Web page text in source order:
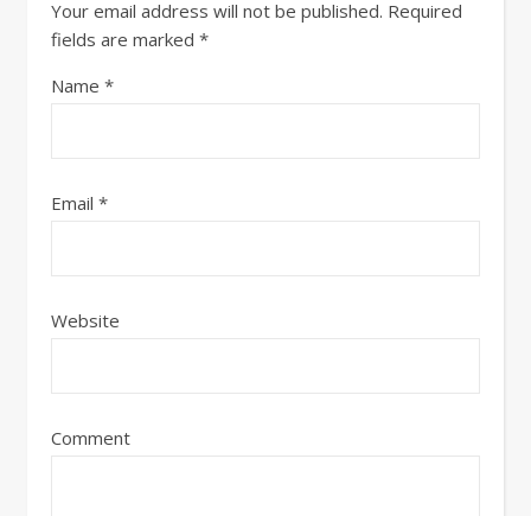
Your email address will not be published. Required
fields are marked *
Name *
Email *
Website
Comment